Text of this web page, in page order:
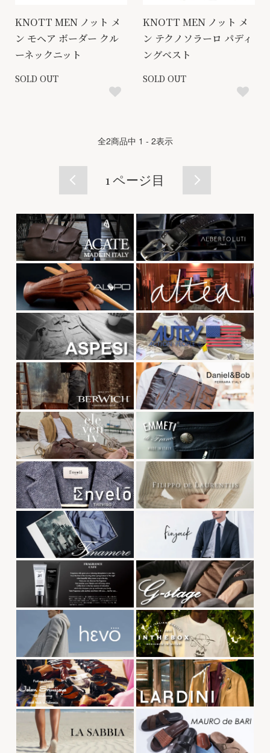
KNOTT MEN ノット メ
ン モヘア ボーダー クル
ーネックニット
SOLD OUT
KNOTT MEN ノット メ
ン テクノソラーロ パディ
ングベスト
SOLD OUT
全2商品中 1 - 2表示
1 ページ目